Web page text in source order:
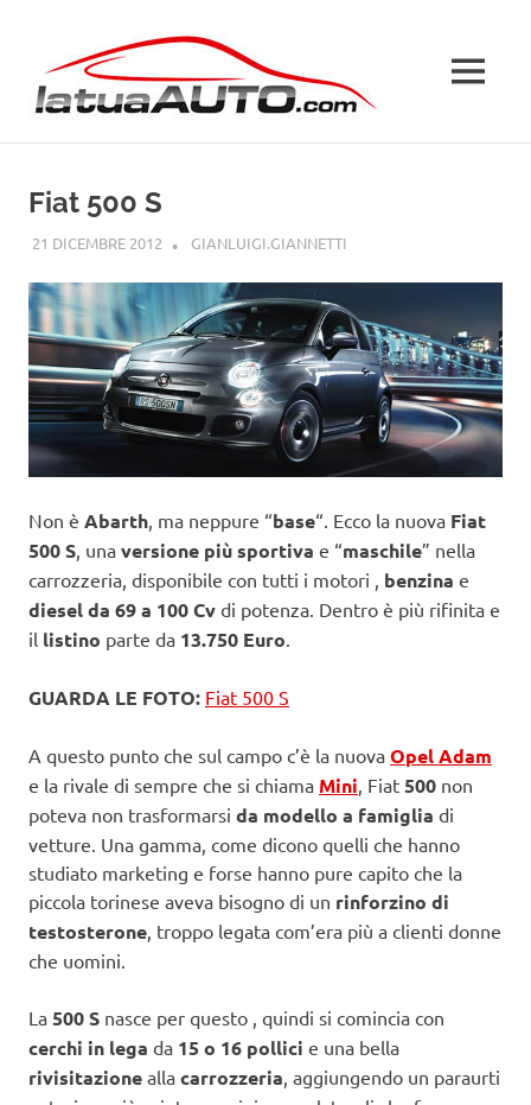
contenuto
MENU
Fiat 500 S
21 DICEMBRE 2012 GIANLUIGI.GIANNETTI
Non è Abarth, ma neppure “base“. Ecco la nuova Fiat
500 S, una versione più sportiva e “maschile” nella
carrozzeria, disponibile con tutti i motori , benzina e
diesel da 69 a 100 Cv di potenza. Dentro è più rifinita e
il listino parte da 13.750 Euro.
GUARDA LE FOTO: Fiat 500 S
A questo punto che sul campo c’è la nuova Opel Adam
e la rivale di sempre che si chiama Mini, Fiat 500 non
poteva non trasformarsi da modello a famiglia di
vetture. Una gamma, come dicono quelli che hanno
studiato marketing e forse hanno pure capito che la
piccola torinese aveva bisogno di un rinforzino di
testosterone, troppo legata com’era più a clienti donne
che uomini.
La 500 S nasce per questo , quindi si comincia con
cerchi in lega da 15 o 16 pollici e una bella
rivisitazione alla carrozzeria, aggiungendo un paraurti